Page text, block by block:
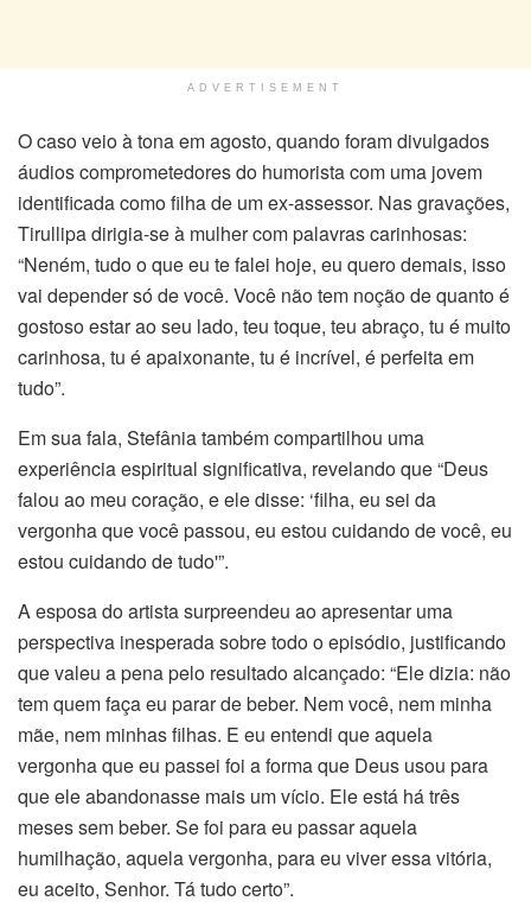
ADVERTISEMENT
O caso veio à tona em agosto, quando foram divulgados
áudios comprometedores do humorista com uma jovem
identificada como filha de um ex-assessor. Nas gravações,
Tirullipa dirigia-se à mulher com palavras carinhosas:
“Neném, tudo o que eu te falei hoje, eu quero demais, isso
vai depender só de você. Você não tem noção de quanto é
gostoso estar ao seu lado, teu toque, teu abraço, tu é muito
carinhosa, tu é apaixonante, tu é incrível, é perfeita em
tudo”.
Em sua fala, Stefânia também compartilhou uma
experiência espiritual significativa, revelando que “Deus
falou ao meu coração, e ele disse: ‘filha, eu sei da
vergonha que você passou, eu estou cuidando de você, eu
estou cuidando de tudo'”.
A esposa do artista surpreendeu ao apresentar uma
perspectiva inesperada sobre todo o episódio, justificando
que valeu a pena pelo resultado alcançado: “Ele dizia: não
tem quem faça eu parar de beber. Nem você, nem minha
mãe, nem minhas filhas. E eu entendi que aquela
vergonha que eu passei foi a forma que Deus usou para
que ele abandonasse mais um vício. Ele está há três
meses sem beber. Se foi para eu passar aquela
humilhação, aquela vergonha, para eu viver essa vitória,
eu aceito, Senhor. Tá tudo certo”.